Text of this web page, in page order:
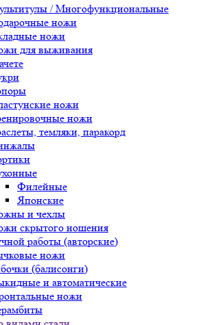
/ Многофункциональные
ножи
ножи
для выживания
ножи
ножи
темляки, паракорд
Филейные
Японские
и чехлы
скрытого ношения
работы (авторские)
ножи
(балисонги)
и автоматические
ножи